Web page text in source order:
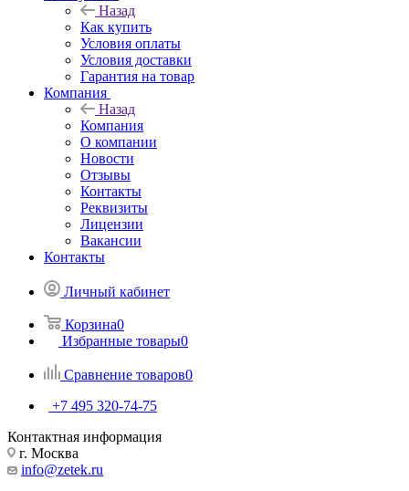
Назад
Как купить
Условия оплаты
Условия доставки
Гарантия на товар
Компания
Назад
Компания
О компании
Новости
Отзывы
Контакты
Реквизиты
Лицензии
Вакансии
Контакты
Личный кабинет
Корзина0
Избранные товары0
Сравнение товаров0
+7 495 320-74-75
Контактная информация
г. Москва
info@zetek.ru